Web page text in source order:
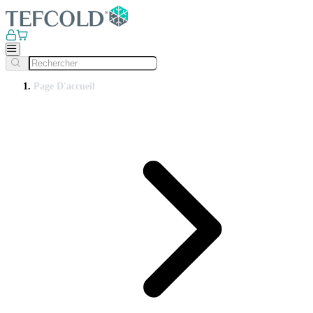
Page D'accueil